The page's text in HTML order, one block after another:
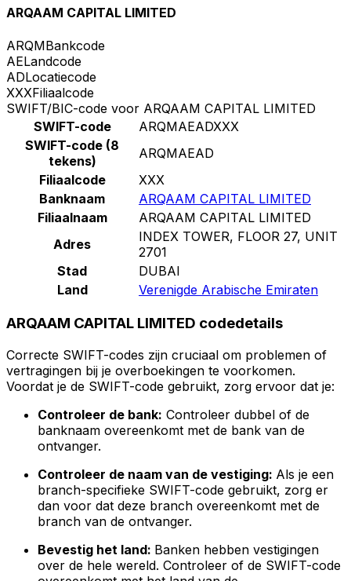
ARQAAM CAPITAL LIMITED
ARQMBankcode
AELandcode
ADLocatiecode
XXXFiliaalcode
SWIFT/BIC-code voor ARQAAM CAPITAL LIMITED
SWIFT-code
ARQMAEADXXX
SWIFT-code (8
tekens)
ARQMAEAD
Filiaalcode
XXX
Banknaam
ARQAAM CAPITAL LIMITED
Filiaalnaam
ARQAAM CAPITAL LIMITED
Adres
INDEX TOWER, FLOOR 27, UNIT
2701
Stad
DUBAI
Land
Verenigde Arabische Emiraten
ARQAAM CAPITAL LIMITED codedetails
Correcte SWIFT-codes zijn cruciaal om problemen of
vertragingen bij je overboekingen te voorkomen.
Voordat je de SWIFT-code gebruikt, zorg ervoor dat je:
Controleer de bank: Controleer dubbel of de
banknaam overeenkomt met de bank van de
ontvanger.
Controleer de naam van de vestiging: Als je een
branch-specifieke SWIFT-code gebruikt, zorg er
dan voor dat deze branch overeenkomt met de
branch van de ontvanger.
Bevestig het land: Banken hebben vestigingen
over de hele wereld. Controleer of de SWIFT-code